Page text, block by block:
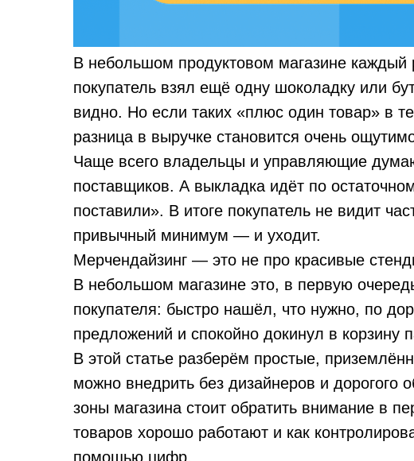
В небольшом продуктовом магазине каждый
покупатель взял ещё одну шоколадку или
видно. Но если таких «плюс один товар» в
разница в выручке становится очень
Чаще всего владельцы и управляющие
поставщиков. А выкладка идёт по
поставили». В итоге покупатель не видит
привычный минимум — и уходит.
Мерчендайзинг — это не про красивые
В небольшом магазине это, в первую
покупателя: быстро нашёл, что нужно, по
предложений и спокойно докинул в корзину
В этой статье разберём простые,
можно внедрить без дизайнеров и дорогого
зоны магазина стоит обратить внимание в
товаров хорошо работают и как
помощью цифр.